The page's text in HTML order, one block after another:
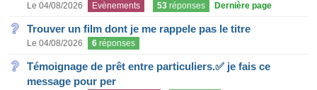
Le 04/08/2026 Evènements 53 réponses Dernière page
Trouver un film dont je me rappele pas le titre
Le 04/08/2026 6 réponses
Témoignage de prêt entre particuliers.✅ je fais ce
message pour per